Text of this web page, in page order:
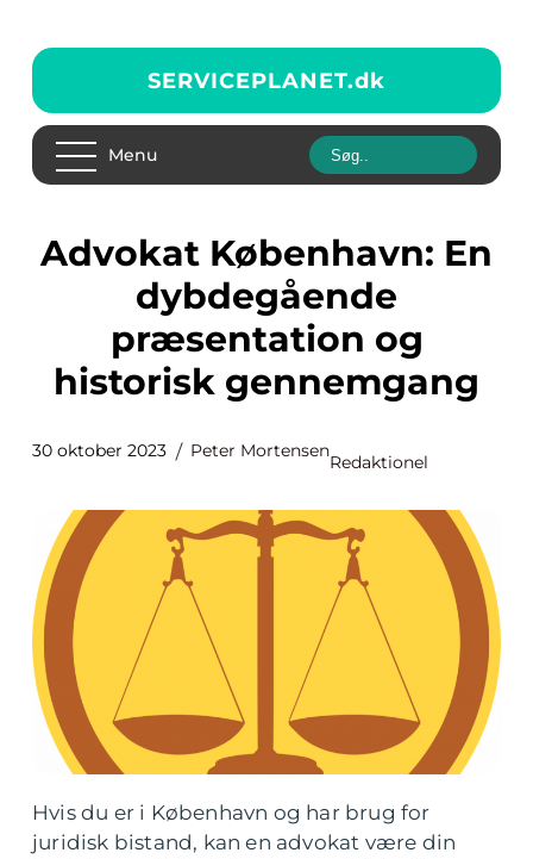
SERVICEPLANET.dk
Menu
Advokat København: En
dybdegående
præsentation og
historisk gennemgang
30 oktober 2023 Peter Mortensen
Redaktionel
Hvis du er i København og har brug for
juridisk bistand, kan en advokat være din